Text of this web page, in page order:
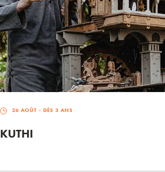
26 AOÛT - DÈS 3 ANS
KUTHI